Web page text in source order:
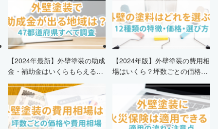
【2024年最新】外壁塗装の助成
金・補助金はいくらもらえる？
申請条件・市区町村情報・安く
する方法も紹介！
【2024年版】外壁塗装の費用相
場はいくら？坪数ごとの価格も